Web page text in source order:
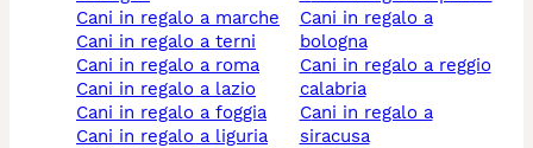
cani in regalo a marche
cani in regalo a terni
cani in regalo a roma
cani in regalo a lazio
cani in regalo a foggia
cani in regalo a liguria
cani in regalo a
bologna
cani in regalo a reggio
calabria
cani in regalo a
siracusa